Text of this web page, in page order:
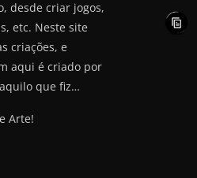
desde criar jogos,
etc. Neste site
criações, e
aqui é criado por
que fiz…
Arte!